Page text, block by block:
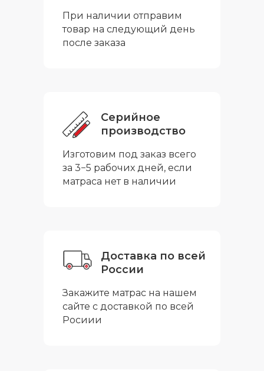
При наличии отправим
товар на следующий день
после заказа
Серийное
производство
Изготовим под заказ всего
за 3−5 рабочих дней, если
матраса нет в наличии
Доставка по всей
России
Закажите матрас на нашем
сайте с доставкой по всей
Росиии